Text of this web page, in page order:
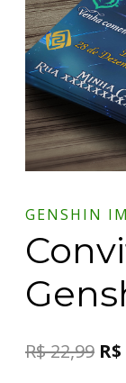
GENSHIN
R$22,99 R$